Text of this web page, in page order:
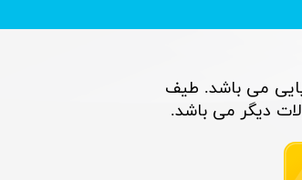
می باشد. طیف
دیگر می باشد.